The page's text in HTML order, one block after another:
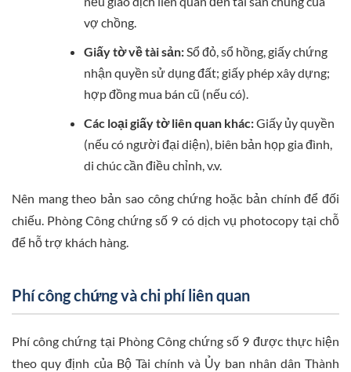
vợ chồng.
Giấy tờ về tài sản:Sổ đỏ, sổ hồng, giấy chứng
nhận quyền sử dụng đất; giấy phép xây dựng;
hợp đồng mua bán cũ (nếu có).
Các loại giấy tờ liên quan khác:Giấy ủy quyền
(nếu có người đại diện), biên bản họp gia đình,
di chúc cần điều chỉnh, v.v.
Nên mang theo bản sao công chứng hoặc bản chính để đối
chiếu. Phòng Công chứng số 9 có dịch vụ photocopy tại chỗ
để hỗ trợ khách hàng.
Phí công chứng và chi phí liên quan
Phí công chứng tại Phòng Công chứng số 9 được thực hiện
theo quy định của Bộ Tài chính và Ủy ban nhân dân Thành